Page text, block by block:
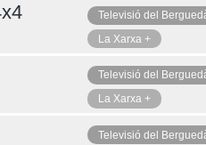
Televisió del
La Xarxa +
Televisió del
La Xarxa +
Televisió del